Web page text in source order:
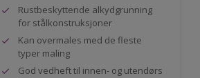
Rustbeskyttende alkydgrunning
for stålkonstruksjoner
Kan overmales med de fleste
typer maling
God vedheft til innen- og utendørs